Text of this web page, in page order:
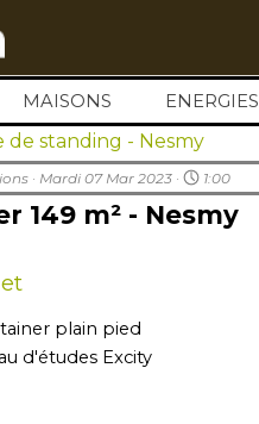
▼
MAISONS ▼
ENERGIES
de standing - Nesmy
· Mardi 07 Mar 2023 · 1:00
149 m² - Nesmy
plain pied
d'études Excity